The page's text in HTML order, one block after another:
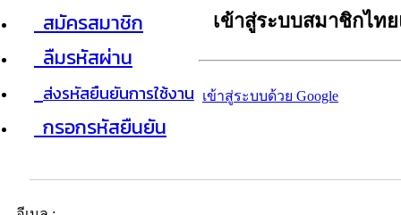
สมัครสมาชิก
ลืมรหัสผ่าน
ส่งรหัสยืนยันการใช้งาน
กรอกรหัสยืนยัน
เข้าสู่ระบบสมาชิกไท
เข้าสู่ระบบด้วย Google